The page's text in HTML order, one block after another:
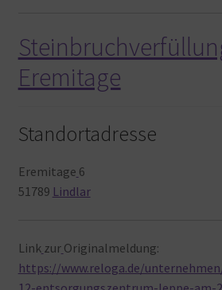
Eremitage
Standortadresse
Eremitage 6
51789 Lindlar
Link zur Originalmeldung:
https://www.reloga.de/